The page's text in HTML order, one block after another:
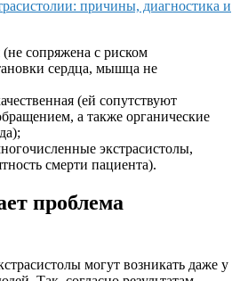
причины, диагностика и
(не сопряжена с риском
сердца, мышца не
(ей сопутствуют
а также органические
экстрасистолы,
смерти пациента).
проблема
могут возникать даже у